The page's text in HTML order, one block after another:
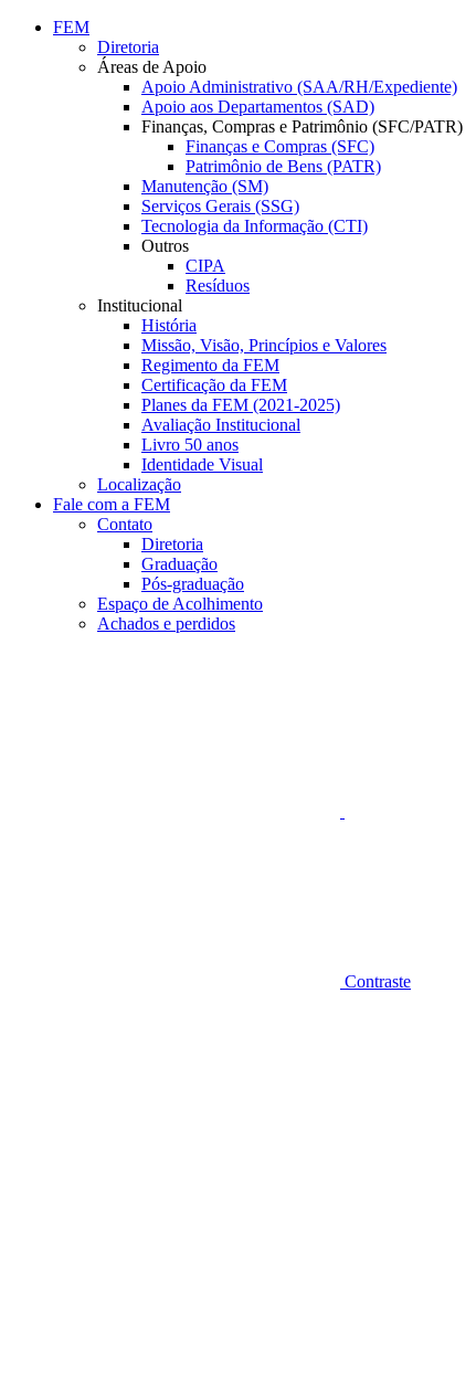
Conteúdo principal
FEM
Diretoria
Áreas de Apoio
Apoio Administrativo (SAA/RH/Expediente)
Apoio aos Departamentos (SAD)
Finanças, Compras e Patrimônio (SFC/PATR)
Finanças e Compras (SFC)
Patrimônio de Bens (PATR)
Manutenção (SM)
Serviços Gerais (SSG)
Tecnologia da Informação (CTI)
Outros
CIPA
Resíduos
Institucional
História
Missão, Visão, Princípios e Valores
Regimento da FEM
Certificação da FEM
Planes da FEM (2021-2025)
Avaliação Institucional
Livro 50 anos
Identidade Visual
Localização
Fale com a FEM
Contato
Diretoria
Graduação
Pós-graduação
Espaço de Acolhimento
Achados e perdidos
Contraste